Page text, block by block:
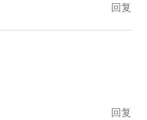
回复
回复